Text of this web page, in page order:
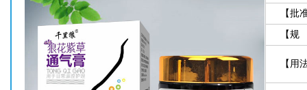
【批
【
【用